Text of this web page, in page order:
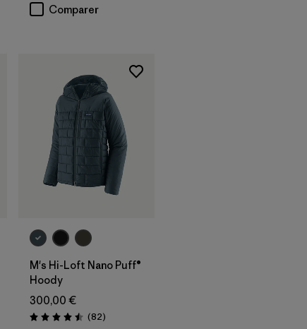
Comparer
M's Hi-Loft Nano Puff®
Hoody
300,00 €
Évaluation: 4.5 / 5
(82Avis
)